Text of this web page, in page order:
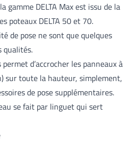
gamme DELTA Max est issu de la
poteaux DELTA 50 et 70.
de pose ne sont que quelques
qualités.
permet d’accrocher les panneaux à
sur toute la hauteur, simplement,
de pose supplémentaires.
se fait par linguet qui sert